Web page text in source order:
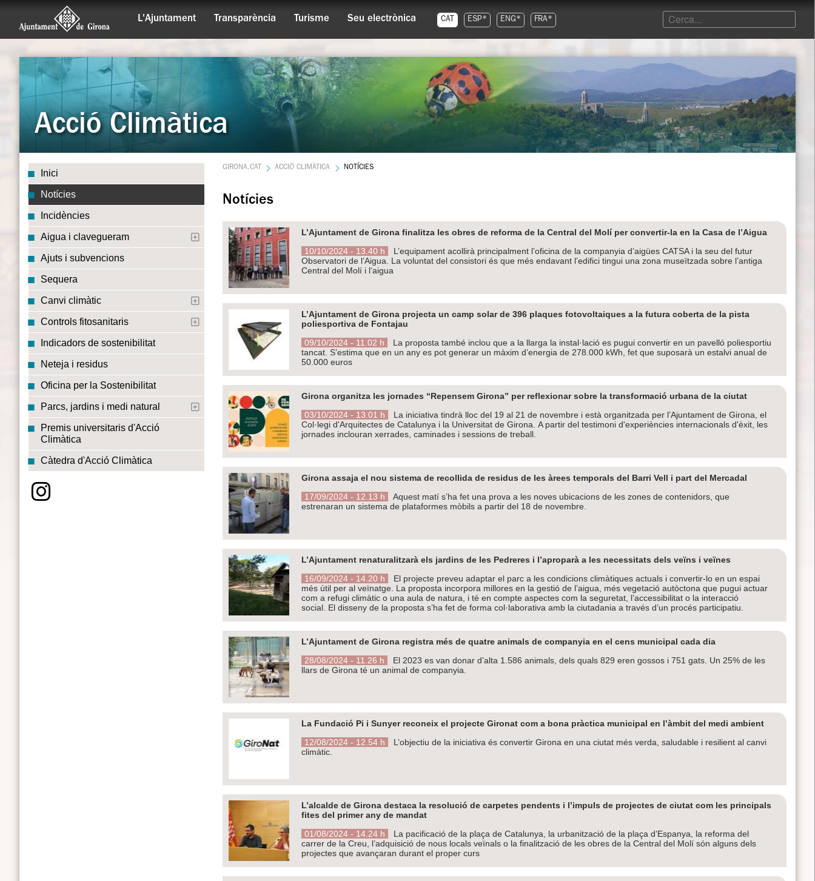
L'Ajuntament Transparència Turisme Seu electrònica CAT ESP* ENG* FRA*
Acció Climàtica
Inici
Notícies
Incidències
Aigua i clavegueram
Ajuts i subvencions
Sequera
Canvi climàtic
Controls fitosanitaris
Indicadors de sostenibilitat
Neteja i residus
Oficina per la Sostenibilitat
Parcs, jardins i medi natural
Premis universitaris d'Acció
Climàtica
Càtedra d'Acció Climàtica
GIRONA.CAT ACCIÓ CLIMÀTICA NOTÍCIES
Notícies
L’Ajuntament de Girona finalitza les obres de reforma de la Central del Molí per convertir-la en la Casa de l’Aigua
10/10/2024 - 13.40 h
L’equipament acollirà principalment l’oficina de la companyia d’aigües CATSA i la seu del futur
Observatori de l’Aigua. La voluntat del consistori és que més endavant l’edifici tingui una zona museïtzada sobre l’antiga
Central del Molí i l’aigua
L’Ajuntament de Girona projecta un camp solar de 396 plaques fotovoltaiques a la futura coberta de la pista
poliesportiva de Fontajau
09/10/2024 - 11.02 h
La proposta també inclou que a la llarga la instal·lació es pugui convertir en un pavelló poliesportiu
tancat. S’estima que en un any es pot generar un màxim d’energia de 278.000 kWh, fet que suposarà un estalvi anual de
50.000 euros
Girona organitza les jornades “Repensem Girona” per reflexionar sobre la transformació urbana de la ciutat
03/10/2024 - 13.01 h
La iniciativa tindrà lloc del 19 al 21 de novembre i està organitzada per l’Ajuntament de Girona, el
Col·legi d'Arquitectes de Catalunya i la Universitat de Girona. A partir del testimoni d'experiències internacionals d'èxit, les
jornades inclouran xerrades, caminades i sessions de treball.
Girona assaja el nou sistema de recollida de residus de les àrees temporals del Barri Vell i part del Mercadal
17/09/2024 - 12.13 h
Aquest matí s’ha fet una prova a les noves ubicacions de les zones de contenidors, que
estrenaran un sistema de plataformes mòbils a partir del 18 de novembre.
L’Ajuntament renaturalitzarà els jardins de les Pedreres i l’aproparà a les necessitats dels veïns i veïnes
16/09/2024 - 14.20 h
El projecte preveu adaptar el parc a les condicions climàtiques actuals i convertir-lo en un espai
més útil per al veïnatge. La proposta incorpora millores en la gestió de l’aigua, més vegetació autòctona que pugui actuar
com a refugi climàtic o una aula de natura, i té en compte aspectes com la seguretat, l’accessibilitat o la interacció
social. El disseny de la proposta s’ha fet de forma col·laborativa amb la ciutadania a través d’un procés participatiu.
L’Ajuntament de Girona registra més de quatre animals de companyia en el cens municipal cada dia
28/08/2024 - 11.26 h
El 2023 es van donar d’alta 1.586 animals, dels quals 829 eren gossos i 751 gats. Un 25% de les
llars de Girona té un animal de companyia.
La Fundació Pi i Sunyer reconeix el projecte Gironat com a bona pràctica municipal en l’àmbit del medi ambient
12/08/2024 - 12.54 h
L’objectiu de la iniciativa és convertir Girona en una ciutat més verda, saludable i resilient al canvi
climàtic.
L’alcalde de Girona destaca la resolució de carpetes pendents i l’impuls de projectes de ciutat com les principals
fites del primer any de mandat
01/08/2024 - 14.24 h
La pacificació de la plaça de Catalunya, la urbanització de la plaça d’Espanya, la reforma del
carrer de la Creu, l’adquisició de nous locals veïnals o la finalització de les obres de la Central del Molí són alguns dels
projectes que avançaran durant el proper curs